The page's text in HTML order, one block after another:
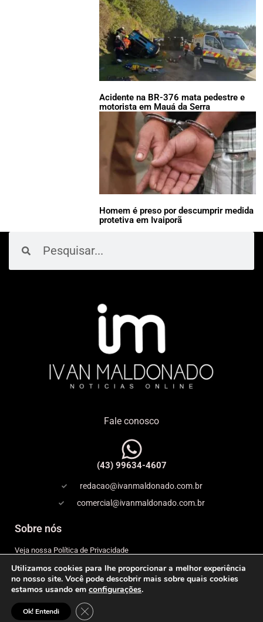
Acidente na BR-376 mata pedestre e
motorista em Mauá da Serra
Homem é preso por descumprir medida
protetiva em Ivaiporã
Fale conosco
(43) 99634-4607
redacao@ivanmaldonado.com.br
comercial@ivanmaldonado.com.br
Sobre nós
Veja nossa Política de Privacidade
Copyright
Expediente
© 2026 IVAN MALDONADO – NOTÍCIAS ONLINE– Todos os
Utilizamos cookies para lhe proporcionar a melhor experiência
no nosso site. Você pode descobrir mais sobre quais cookies
estamos usando em configurações.
Ok! Entendi Close GDPR Cookie Banner